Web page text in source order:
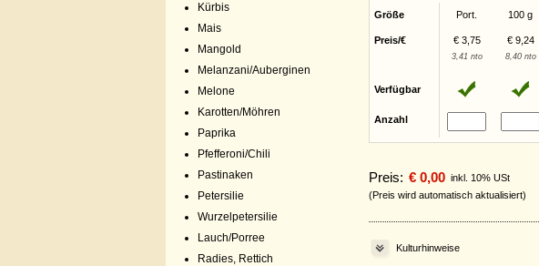
Kürbis
Mais
Mangold
Melanzani/Auberginen
Melone
Karotten/Möhren
Paprika
Pfefferoni/Chili
Pastinaken
Petersilie
Wurzelpetersilie
Lauch/Porree
Radies, Rettich
Größe Port. 100 g
Preis/€ € 3,75 € 9,24
3,41 nto 8,40 nto
Verfügbar
Anzahl
Preis: € 0,00 inkl. 10% USt
(Preis wird automatisch aktualisiert)
Kulturhinweise